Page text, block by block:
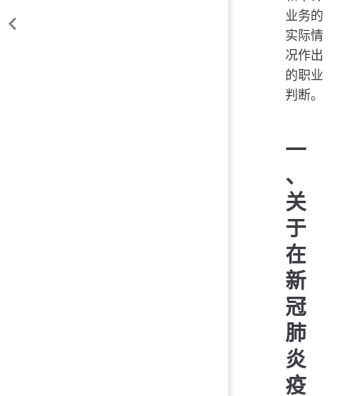
业务的
实际情
况作出
的职业
判断。
一
、
关
于
在
新
冠
肺
炎
疫